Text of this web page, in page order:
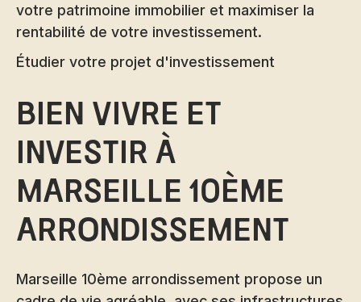
votre patrimoine immobilier et maximiser la
rentabilité de votre investissement.
Étudier votre projet d'investissement
Bien vivre et
investir à
Marseille 10ème
arrondissement
Marseille 10ème arrondissement propose un